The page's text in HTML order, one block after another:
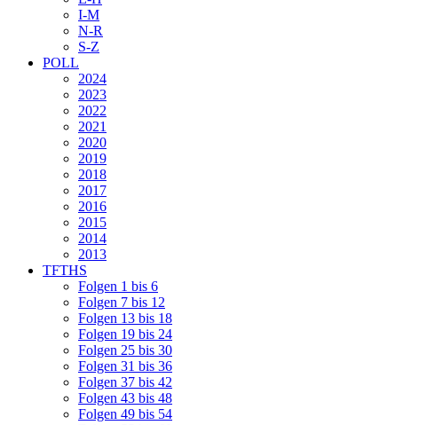
I-M
N-R
S-Z
POLL
2024
2023
2022
2021
2020
2019
2018
2017
2016
2015
2014
2013
TFTHS
Folgen 1 bis 6
Folgen 7 bis 12
Folgen 13 bis 18
Folgen 19 bis 24
Folgen 25 bis 30
Folgen 31 bis 36
Folgen 37 bis 42
Folgen 43 bis 48
Folgen 49 bis 54